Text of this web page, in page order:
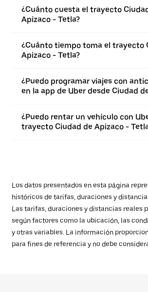
¿Cuánto cuesta el trayecto
Apizaco - Tetla?
¿Cuánto tiempo toma el trayecto
Apizaco - Tetla?
¿Puedo programar viajes con
en la app de Uber desde Ciudad
¿Puedo rentar un vehículo con
trayecto Ciudad de Apizaco -
Los datos presentados en esta página
históricos de tarifas, duraciones y
Las tarifas, duraciones y distancias reales
según factores como la ubicación, las
y otras variables. La información
para fines de referencia y no debe